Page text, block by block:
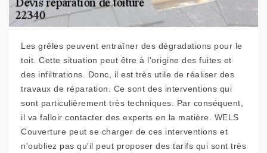
Les grêles peuvent entraîner des dégradations pour le
toit. Cette situation peut être à l'origine des fuites et
des infiltrations. Donc, il est très utile de réaliser des
travaux de réparation. Ce sont des interventions qui
sont particulièrement très techniques. Par conséquent,
il va falloir contacter des experts en la matière. WELS
Couverture peut se charger de ces interventions et
n'oubliez pas qu'il peut proposer des tarifs qui sont très